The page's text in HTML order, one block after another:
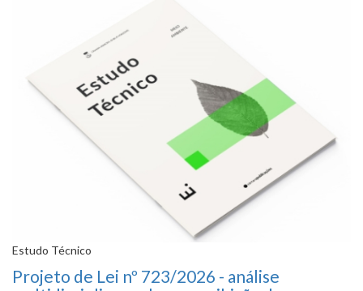
Estudo Técnico
Projeto de Lei nº 723/2026 - análise